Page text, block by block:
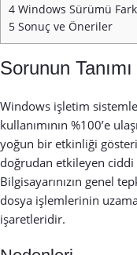
4 Windows Sürümü
5 Sonuç ve Öneriler
Sorunun
Windows işletim
kullanımının %100’e
yoğun bir etkinliği
doğrudan etkileyen
Bilgisayarınızın genel
dosya işlemlerinin
işaretleridir.